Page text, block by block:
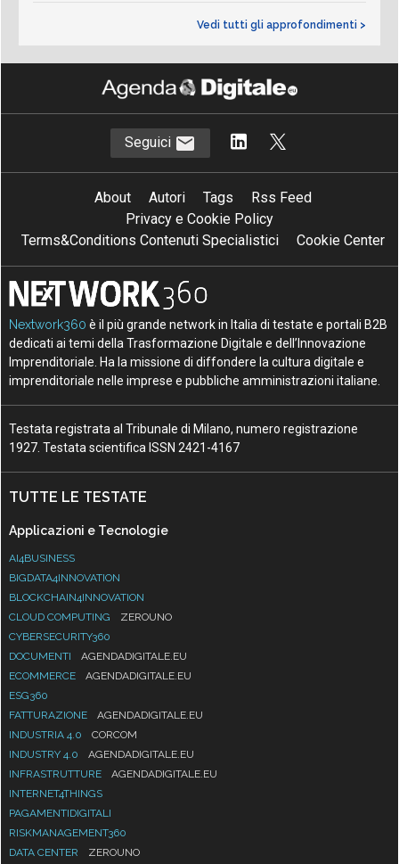
Vedi tutti gli approfondimenti >
Seguici
About Autori Tags
Rss Feed
Privacy e Cookie Policy
Terms&Conditions Contenuti Specialistici
Cookie Center
Nextwork360 è il più grande network in Italia di testate e portali B2B
dedicati ai temi della Trasformazione Digitale e dell’Innovazione
Imprenditoriale. Ha la missione di diffondere la cultura digitale e
imprenditoriale nelle imprese e pubbliche amministrazioni italiane.
Testata registrata al Tribunale di Milano, numero registrazione
1927. Testata scientifica ISSN 2421-4167
TUTTE LE TESTATE
Applicazioni e Tecnologie
AI4BUSINESS
BIGDATA4INNOVATION
BLOCKCHAIN4INNOVATION
CLOUD COMPUTING
ZEROUNO
CYBERSECURITY360
DOCUMENTI
AGENDADIGITALE.EU
ECOMMERCE
AGENDADIGITALE.EU
ESG360
FATTURAZIONE
AGENDADIGITALE.EU
INDUSTRIA 4.0
CORCOM
INDUSTRY 4.0
AGENDADIGITALE.EU
INFRASTRUTTURE
AGENDADIGITALE.EU
INTERNET4THINGS
PAGAMENTIDIGITALI
RISKMANAGEMENT360
DATA CENTER
ZEROUNO